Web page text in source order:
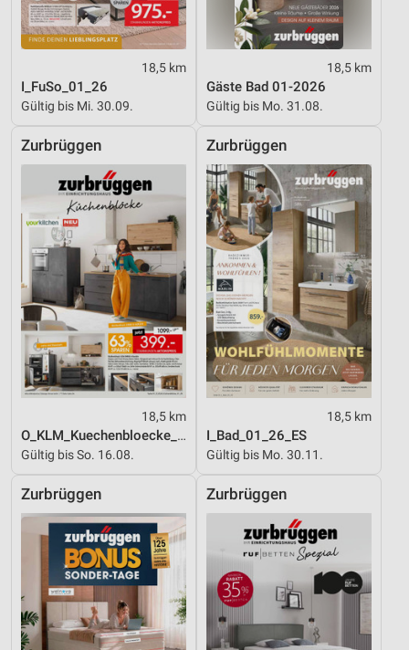
18,5 km
I_FuSo_01_26
Gültig bis Mi. 30.09.
18,5 km
Gäste Bad 01-2026
Gültig bis Mo. 31.08.
Zurbrüggen
18,5 km
O_KLM_Kuechenbloecke_01_26_ES
Gültig bis So. 16.08.
Zurbrüggen
18,5 km
I_Bad_01_26_ES
Gültig bis Mo. 30.11.
Zurbrüggen Zurbrüggen
Informationen identifizieren
Nicht-IAB-Verarbeitungszwecke:
Performance
Funktional